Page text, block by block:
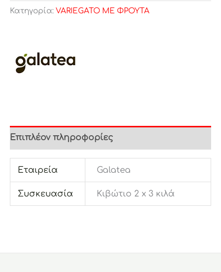
Κατηγορία: VARIEGATO ΜΕ ΦΡΟΥΤΑ
Επιπλέον πληροφορίες
Εταιρεία Galatea
Συσκευασία Κιβώτιο 2 x 3 κιλά